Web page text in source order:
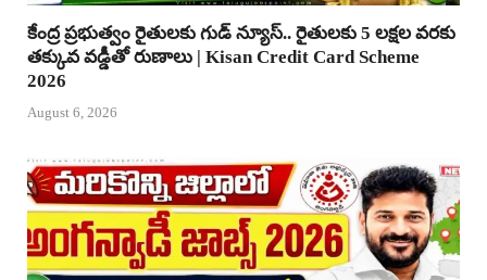
కేంద్ర ప్రభుత్వం రైతులకు గుడ్ న్యూస్.. రైతులకు 5 లక్షల వరకు
తక్కువ వడ్డీతో రుణాలు | Kisan Credit Card Scheme
2026
August 6, 2026